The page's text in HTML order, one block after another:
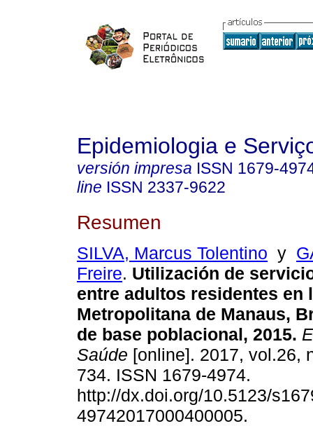
Epidemiologia e
versión impresa ISSN 1679-
line ISSN 2337-9622
Resumen
SILVA, Marcus Tolentino y
Freire. Utilización de
entre adultos residentes en
Metropolitana de Manaus,
de base poblacional, 2015.
Saúde [online]. 2017, vol.26,
734. ISSN 1679-4974.
http://dx.doi.org/10.5123/
49742017000400005.